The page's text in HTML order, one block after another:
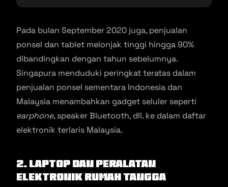
Pada bulan September 2020 juga, penjualan
ponsel dan tablet melonjak tinggi hingga 90%
dibandingkan dengan tahun sebelumnya.
Singapura menduduki peringkat teratas dalam
penjualan ponsel sementara Indonesia dan
Malaysia menambahkan gadget seluler seperti
earphone, speaker Bluetooth, dll. ke dalam daftar
elektronik terlaris Malaysia.
2. Laptop dan Peralatan
Elektronik Rumah Tangga